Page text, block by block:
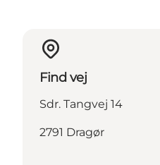
Find vej
Sdr. Tangvej 14
2791 Dragør